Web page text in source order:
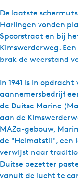
De laatste
Harlingen vonden
Spoorstraat en bij
Kimswerderweg.
brak de weerstand
In 1941 is in
aannemersbedrijf
de Duitse Marine
aan de
MAZa-gebouw,
de "Heimatstil", een
verwijst naar
Duitse bezetter
vanuit de lucht te